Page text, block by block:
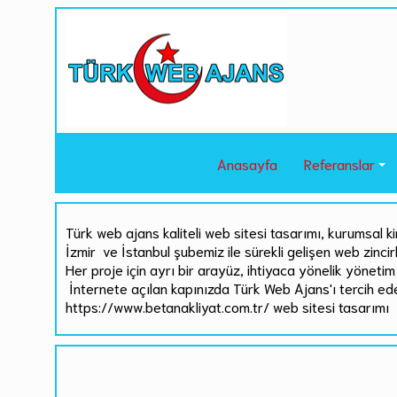
Anasayfa Referanslar
Türk web ajans kaliteli web sitesi tasarımı, kurumsal
İzmir ve İstanbul şubemiz ile sürekli gelişen web
Her proje için ayrı bir arayüz, ihtiyaca yönelik
İnternete açılan kapınızda Türk Web Ajans'ı tercih
https://www.betanakliyat.com.tr/ web sitesi tasarımı